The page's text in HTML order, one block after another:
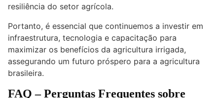
resiliência do setor agrícola.
Portanto, é essencial que continuemos a investir em
infraestrutura, tecnologia e capacitação para
maximizar os benefícios da agricultura irrigada,
assegurando um futuro próspero para a agricultura
brasileira.
FAQ – Perguntas Frequentes sobre